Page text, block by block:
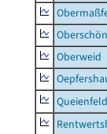
Oberweid
Queienfeld